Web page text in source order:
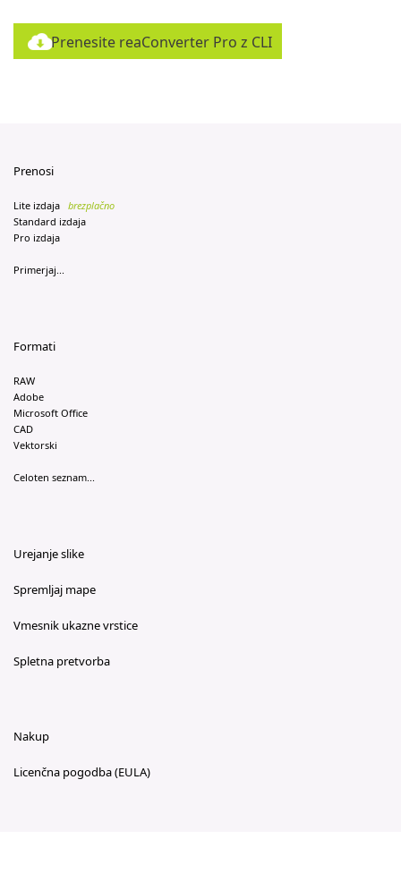
Prenesite reaConverter Pro z CLI
Prenosi
Lite izdaja brezplačno
Standard izdaja
Pro izdaja
Primerjaj...
Formati
RAW
Adobe
Microsoft Office
CAD
Vektorski
Celoten seznam...
Urejanje slike
Spremljaj mape
Vmesnik ukazne vrstice
Spletna pretvorba
Nakup
Licenčna pogodba (EULA)